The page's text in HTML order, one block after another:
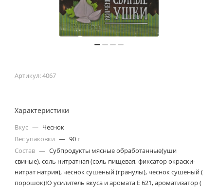
Артикул:4067
Характеристики
Вкус — Чеснок
Вес упаковки — 90 г
Состав — Субпродукты мясные обработанные(уши
свиные), соль нитратная (соль пищевая, фиксатор окраски-
нитрат натрия), чеснок сушеный (гранулы), чеснок сушеный (
порошок)Ю усилитель вкуса и аромата Е 621, ароматизатор (